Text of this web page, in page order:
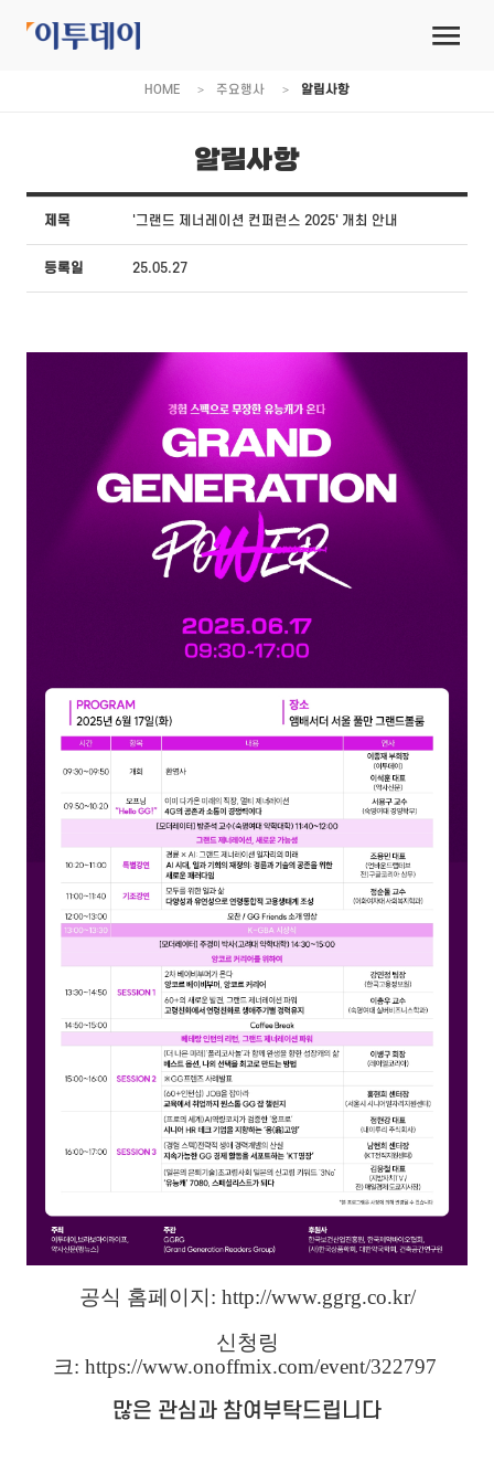
HOME 주요행사 알림사항
알림사항
제목 '그랜드 제너레이션 컨퍼런스 2025' 개최 안내
등록일 25.05.27
공식 홈페이지: http://www.ggrg.co.kr/
신청링
크: https://www.onoffmix.com/event/322797
많은 관심과 참여부탁드립니다